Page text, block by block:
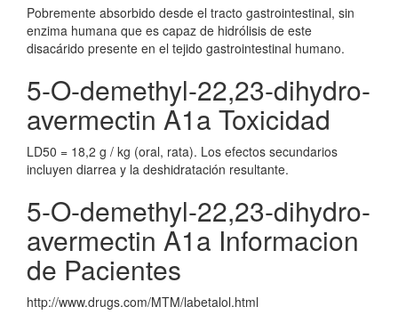
Pobremente absorbido desde el tracto gastrointestinal, sin
enzima humana que es capaz de hidrólisis de este
disacárido presente en el tejido gastrointestinal humano.
5-O-demethyl-22,23-dihydro-
avermectin A1a Toxicidad
LD50 = 18,2 g / kg (oral, rata). Los efectos secundarios
incluyen diarrea y la deshidratación resultante.
5-O-demethyl-22,23-dihydro-
avermectin A1a Informacion
de Pacientes
http://www.drugs.com/MTM/labetalol.html